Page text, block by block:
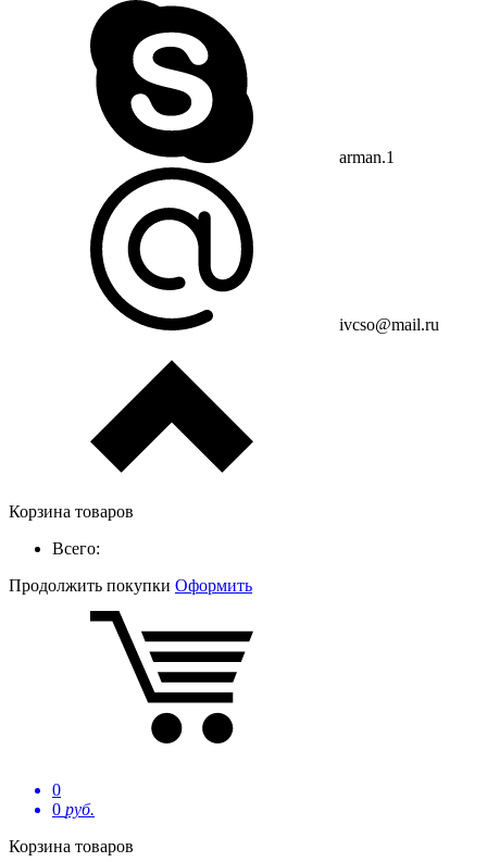
arman.1
ivcso@mail.ru
Корзина товаров
Всего:
Продолжить покупки Оформить
0
0 руб.
Корзина товаров